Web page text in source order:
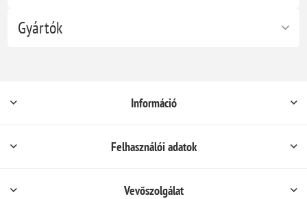
Gyártók
Információ
Felhasználói adatok
Vevőszolgálat